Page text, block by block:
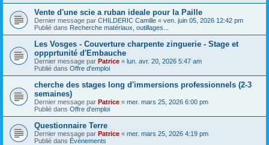
Vente d'une scie a ruban ideale pour la Paille
Dernier message par CHILDERIC Camille « ven. juin 05, 2026 12:42 pm
Publié dans Recherche matériaux, outillages...
Les Vosges - Couverture charpente zinguerie - Stage et
oppprtunité d'Embauche
Dernier message par Patrice « lun. avr. 20, 2026 5:47 am
Publié dans Offre d'emploi
cherche des stages long d'immersions professionnels (2-3
semaines)
Dernier message par Patrice « mer. mars 25, 2026 6:00 pm
Publié dans Offre d'emploi
Questionnaire Terre
Dernier message par Patrice « mer. mars 25, 2026 4:19 pm
Publié dans Évènements